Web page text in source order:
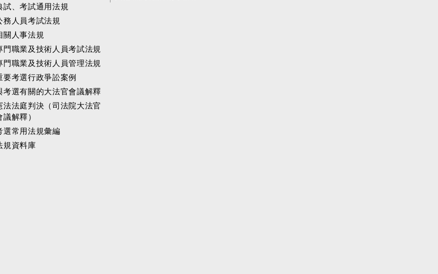
試、考試通用法規
務人員考試法規
關人事法規
門職業及技術人員考試法規
門職業及技術人員管理法規
要考選行政爭訟案例
考選有關的大法官會議解釋
法法庭判決（司法院大法官
議解釋）
選常用法規彙編
規資料庫